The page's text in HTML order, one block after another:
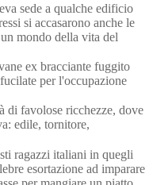
sede a qualche edificio
si accasarono anche le
mondo della vita del
ex bracciante fuggito
per l'occupazione
di favolose ricchezze, dove
edile, tornitore,
ragazzi italiani in quegli
esortazione ad imparare